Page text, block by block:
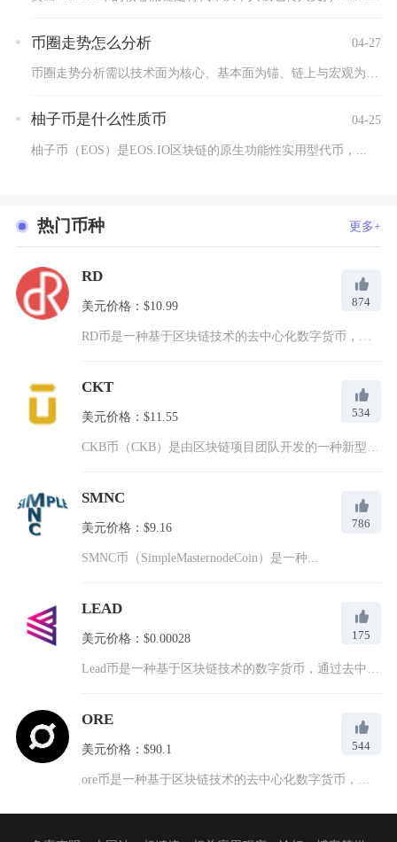
币圈走势怎么分析 04-27
柚子币是什么性质币 04-25
柚子币（EOS）是EOS.IO区块链的原生功能性实用型代币，...
热门币种 更多+
RD
美元价格：$10.99 874
CKT
美元价格：$11.55 534
SMNC
美元价格：$9.16 786
SMNC币（SimpleMasternodeCoin）是一种...
LEAD
美元价格：$0.00028 175
ORE
美元价格：$90.1 544